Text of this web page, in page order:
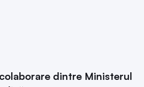
dintre Ministerul